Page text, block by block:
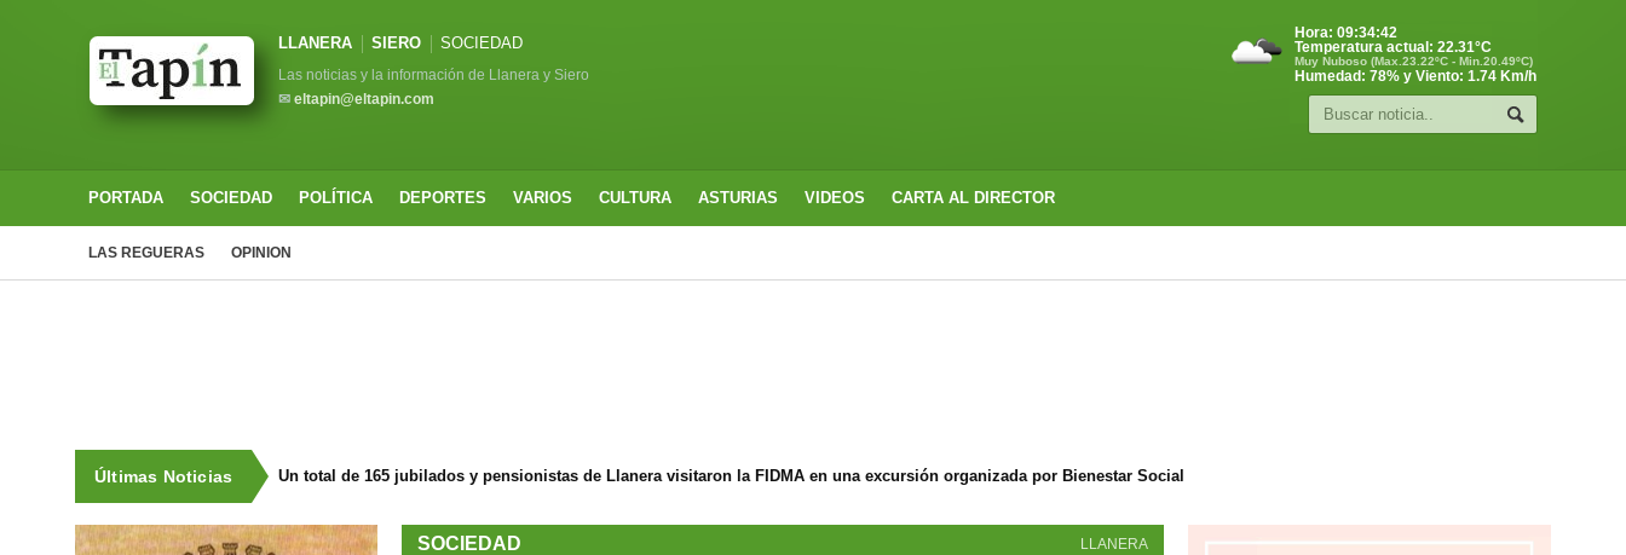
LLANERA SIERO SOCIEDAD
Las noticias y la información de Llanera y Siero
✉ eltapin@eltapin.com
Hora: 09:34:43
Temperatura actual: 22.31°C
Muy Nuboso (Max.23.22ºC - Min.20.49ºC)
Humedad: 78% y Viento: 1.74 Km/h
PORTADA SOCIEDAD POLÍTICA DEPORTES VARIOS CULTURA ASTURIAS VIDEOS CARTA AL DIRECTOR
LAS REGUERAS OPINION
Últimas Noticias Un total de 165 jubilados y pensionistas de Llanera visitaron la FIDMA en una excursión organizada por Bienestar Social
LLANERA
SOCIEDAD